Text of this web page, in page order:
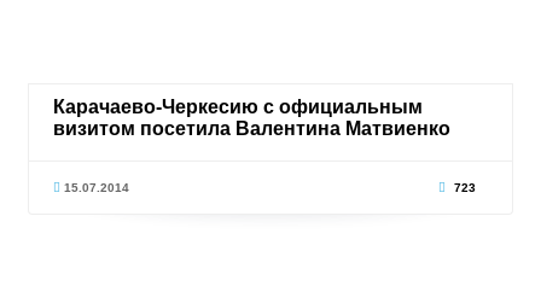
Карачаево-Черкесию с официальным
визитом посетила Валентина Матвиенко
15.07.2014 723